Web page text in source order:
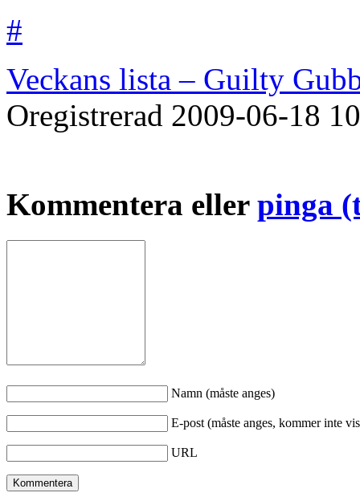
#
Veckans lista – Guilty
Oregistrerad 2009-06-18
Kommentera eller pinga
Namn (måste anges)
E-post (måste anges, kommer inte
URL